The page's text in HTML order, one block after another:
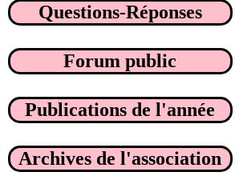
Questions-Réponses
Forum public
Publications de l'année
Archives de l'association